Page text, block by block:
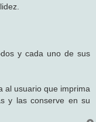
y cada uno de sus
al usuario que imprima
y las conserve en su